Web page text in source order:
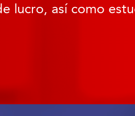
lucro, así como